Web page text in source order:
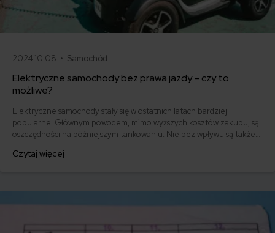
2024.10.08 • Samochód
Elektryczne samochody bez prawa jazdy – czy to
możliwe?
Elektryczne samochody stały się w ostatnich latach bardziej
popularne. Głównym powodem, mimo wyższych kosztów zakupu, są
oszczędności na późniejszym tankowaniu. Nie bez wpływu są także
proekologicznym. Czy można jednak prowadzić popularne elektryki
Czytaj więcej